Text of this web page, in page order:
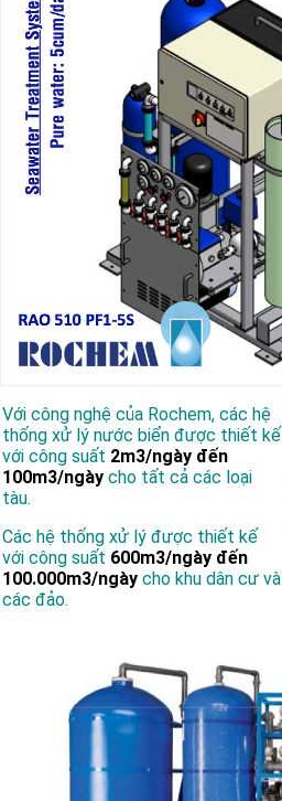
Với công nghệ của Rochem, các hệ
thống xử lý nước biển được thiết kế
với công suất 2m3/ngày đến
100m3/ngày cho tất cả các loại
tàu.
Các hệ thống xử lý được thiết kế
với công suất 600m3/ngày đến
100.000m3/ngày cho khu dân cư và
các đảo.